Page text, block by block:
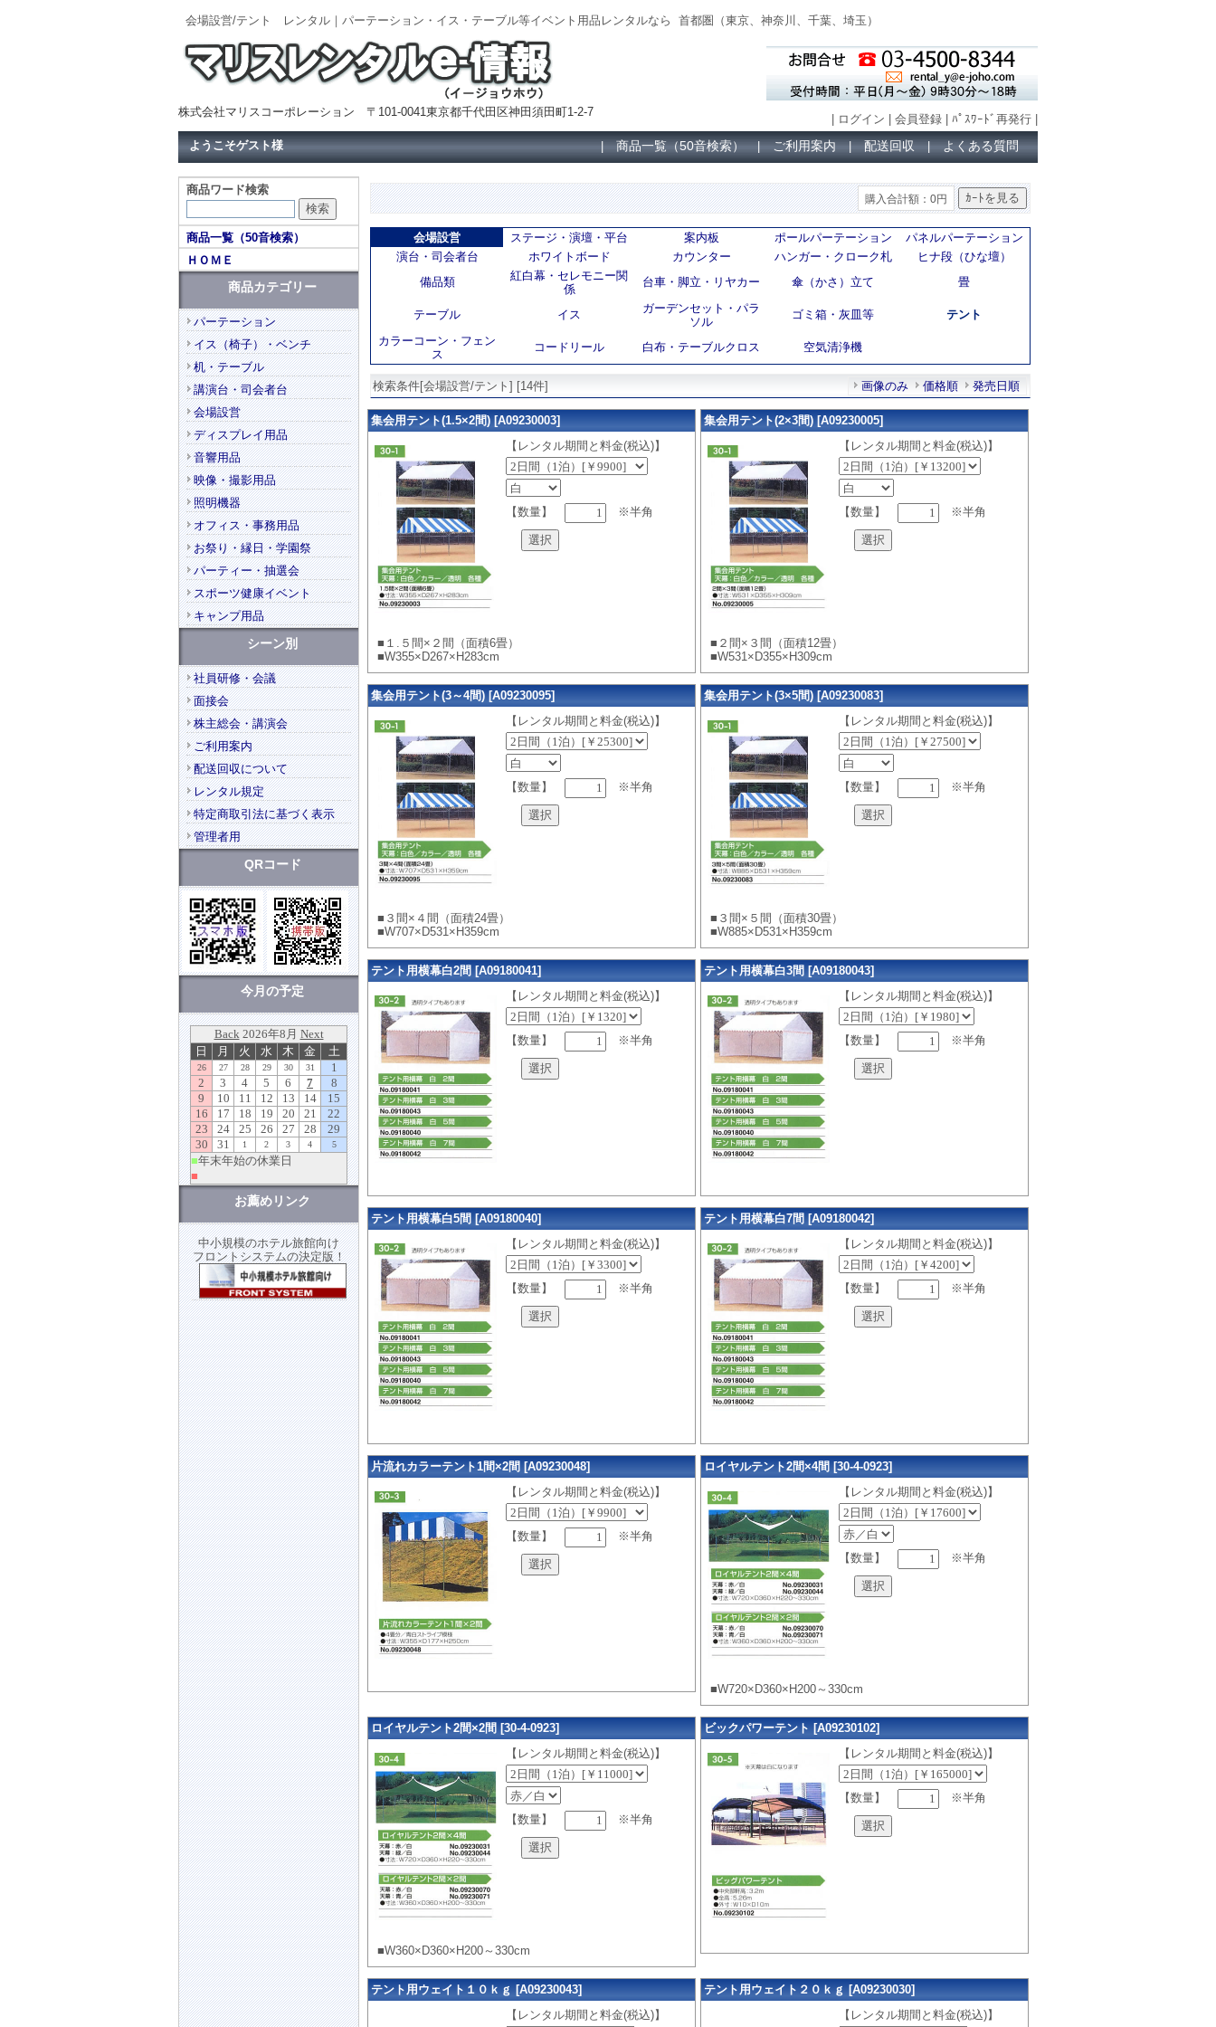
会場設営/テント レンタル｜パーテーション・イス・テーブル等イベント用品レンタルなら 首都圏（東京、神奈川、千葉、埼玉 ）
ログイン 会員登録 ﾊﾟｽﾜｰﾄﾞ再発行
株式会社マリスコーポレーション 〒101-0041東京都千代田区神田須田町1-2-7
ようこそゲスト様 商品一覧（50音検索） ご利用案内 配送回収 よくある質問
購入合計額：0円
会場設営 ステージ・演壇・平台 案内板 ポールパーテーション
パネルパーテーション
演台・司会者台
ホワイトボード カウンター ハンガー・クローク札
ヒナ段（ひな壇）
備品類
紅白幕・セレモニー関
係
台車・脚立・リヤカー 傘（かさ）立て 畳
テーブル イス
ガーデンセット・パラ
ソル
ゴミ箱・灰皿等
テント
カラーコーン・フェン
ス
コードリール 白布・テーブルクロス 空気清浄機
検索条件[会場設営/テント] [14件] 画像のみ 価格順 発売日順
集会用テント(1.5×2間) [A09230003]
【レンタル期間と料金(税込)】
【数量】 ※半角
■１.５間×２間（面積6畳）
■W355×D267×H283cm
集会用テント(2×3間) [A09230005]
【レンタル期間と料金(税込)】
【数量】 ※半角
■２間×３間（面積12畳）
■W531×D355×H309cm
集会用テント(3～4間) [A09230095]
【レンタル期間と料金(税込)】
【数量】 ※半角
■３間×４間（面積24畳）
■W707×D531×H359cm
集会用テント(3×5間) [A09230083]
【レンタル期間と料金(税込)】
【数量】 ※半角
■３間×５間（面積30畳）
■W885×D531×H359cm
テント用横幕白2間 [A09180041]
【レンタル期間と料金(税込)】
【数量】 ※半角
テント用横幕白3間 [A09180043]
【レンタル期間と料金(税込)】
【数量】 ※半角
テント用横幕白5間 [A09180040]
【レンタル期間と料金(税込)】
【数量】 ※半角
テント用横幕白7間 [A09180042]
【レンタル期間と料金(税込)】
【数量】 ※半角
片流れカラーテント1間×2間 [A09230048]
【レンタル期間と料金(税込)】
【数量】 ※半角
ロイヤルテント2間×4間 [30-4-0923]
【レンタル期間と料金(税込)】
【数量】 ※半角
■W720×D360×H200～330cm
ロイヤルテント2間×2間 [30-4-0923]
【レンタル期間と料金(税込)】
【数量】 ※半角
■W360×D360×H200～330cm
ビックパワーテント [A09230102]
【レンタル期間と料金(税込)】
【数量】 ※半角
テント用ウェイト１０ｋｇ [A09230043]
【レンタル期間と料金(税込)】
テント用ウェイト２０ｋｇ [A09230030]
【レンタル期間と料金(税込)】
商品ワード検索
商品一覧（50音検索）
ＨＯＭＥ
商品カテゴリー
パーテーション
イス（椅子）・ベンチ
机・テーブル
講演台・司会者台
会場設営
ディスプレイ用品
音響用品
映像・撮影用品
照明機器
オフィス・事務用品
お祭り・縁日・学園祭
パーティー・抽選会
スポーツ健康イベント
キャンプ用品
シーン別
社員研修・会議
面接会
株主総会・講演会
ご利用案内
配送回収について
レンタル規定
特定商取引法に基づく表示
管理者用
QRコード
今月の予定
お薦めリンク
中小規模のホテル旅館向け
フロントシステムの決定版！